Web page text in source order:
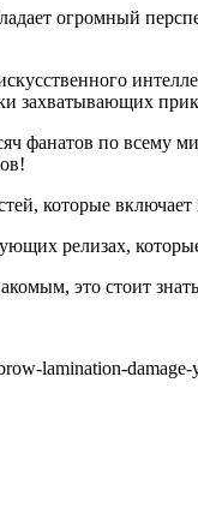
огромный
захватывающих
фанатов по всему
которые
релизах,
это стоит
lamination-